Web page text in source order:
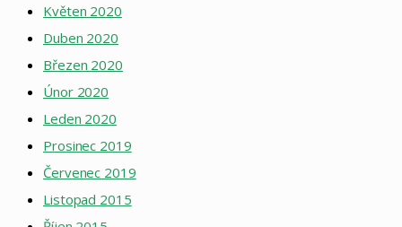
Květen 2020
Duben 2020
Březen 2020
Únor 2020
Leden 2020
Prosinec 2019
Červenec 2019
Listopad 2015